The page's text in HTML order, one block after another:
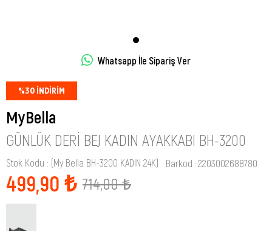
Whatsapp İle Sipariş Ver
%30 İNDIRIM
MyBella
GÜNLÜK DERI BEJ KADIN AYAKKABI BH-3200
Stok Kodu (My Bella BH-3200 KADIN 24K) Barkod : 2203002688780
714,00 ₺
499,90 ₺